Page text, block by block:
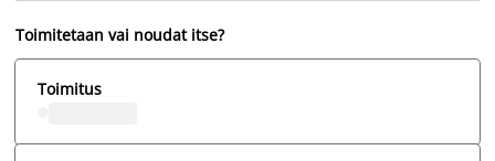
Toimitetaan vai noudat itse?
Toimitus